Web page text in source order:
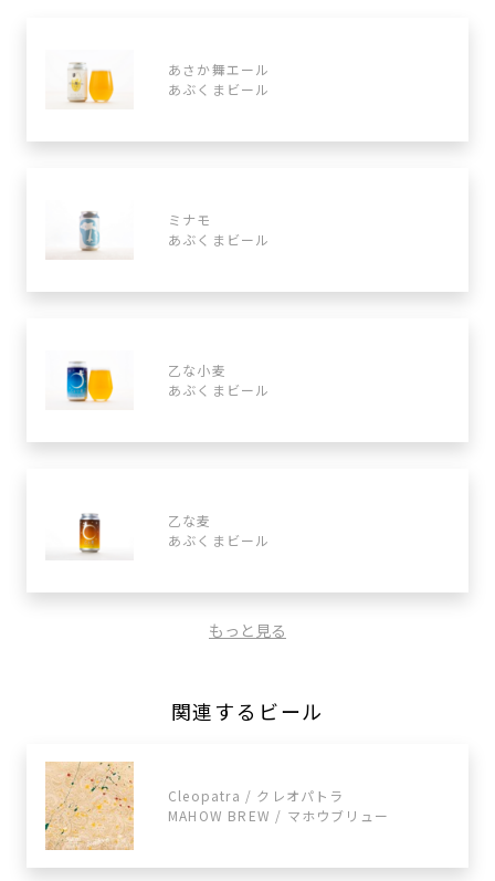
あさか舞エール
あぶくまビール
ミナモ
あぶくまビール
乙な小麦
あぶくまビール
乙な麦
あぶくまビール
もっと見る
関連するビール
Cleopatra / クレオパトラ
MAHOW BREW / マホウブリュー